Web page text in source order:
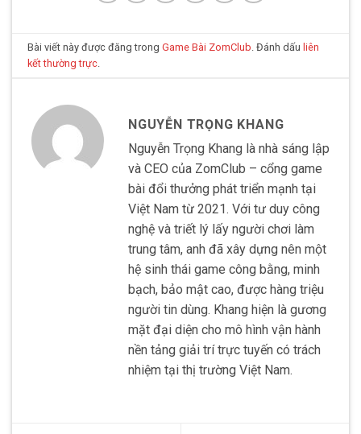
Bài viết này được đăng trongGame Bài ZomClub . Đánh dấuliên
kết thường trực
NGUYỄN TRỌNG KHANG
Nguyễn Trọng Khang là nhà sáng lập
và CEO của ZomClub – cổng game
bài đổi thưởng phát triển mạnh tại
Việt Nam từ 2021. Với tư duy công
nghệ và triết lý lấy người chơi làm
trung tâm, anh đã xây dựng nên một
hệ sinh thái game công bằng, minh
bạch, bảo mật cao, được hàng triệu
người tin dùng. Khang hiện là gương
mặt đại diện cho mô hình vận hành
nền tảng giải trí trực tuyến có trách
nhiệm tại thị trường Việt Nam.